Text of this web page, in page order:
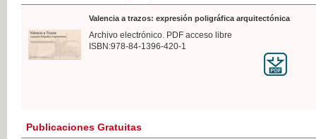
Valencia a trazos: expresión poligráfica arquitectónica
Archivo electrónico. PDF acceso libre
ISBN:978-84-1396-420-1
Publicaciones Gratuitas